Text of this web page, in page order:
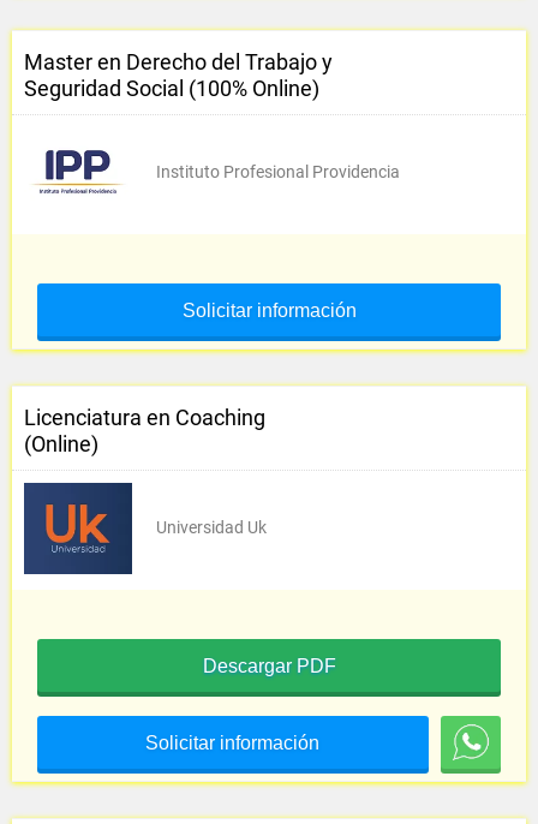
Master en Derecho del Trabajo y
Seguridad Social (100% Online)
Instituto Profesional Providencia
Solicitar información
Licenciatura en Coaching
(Online)
Universidad Uk
Descargar PDF
Solicitar información